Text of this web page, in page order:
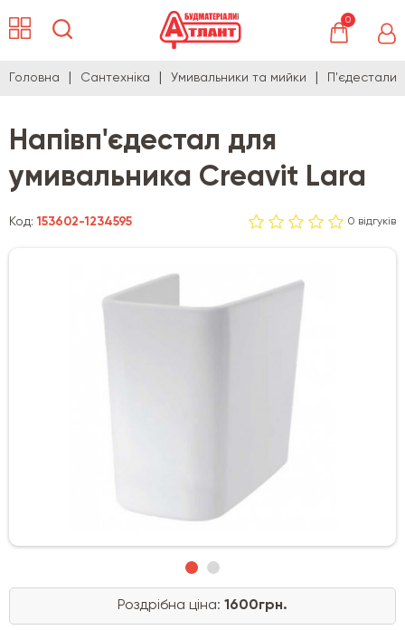
0
Головна Сантехніка Умивальники та мийки П'єдестали
Напівп'єдестал для
умивальника Creavit Lara
Код:153602-1234595 0 відгуків
Роздрібна ціна: 1600грн.